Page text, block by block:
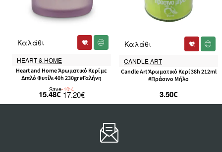
-10%
HEART & HOME
Heart and Home Άρωματικό Κερί με
Διπλό Φυτίλι 40h 230gr #Γαλήνη
Save-10%
15.48€ 17.20€
Καλάθι
CANDLE ART
Candle Art Άρωματικό Κερί 38h 212ml
#Πράσινο Μήλο
3.50€
Καλάθι